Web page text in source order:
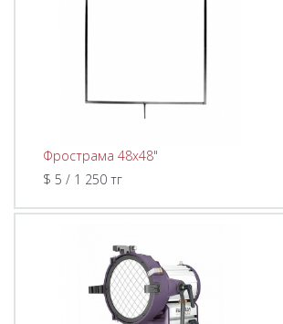
Фрострама 48x48"
$ 5 / 1 250 тг